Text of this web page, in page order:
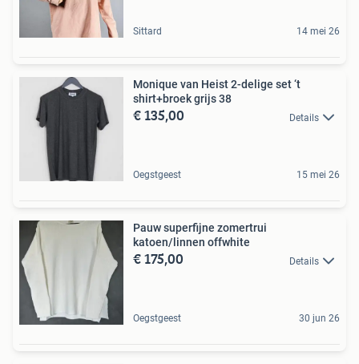
Sittard 14 mei 26
Monique van Heist 2-delige set ‘t
shirt+broek grijs 38
€ 135,00 Details
Oegstgeest 15 mei 26
Pauw superfijne zomertrui
katoen/linnen offwhite
€ 175,00 Details
Oegstgeest 30 jun 26